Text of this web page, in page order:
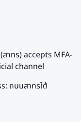
าทร) accepts MFA-
channel
ถนนสาทรใต้